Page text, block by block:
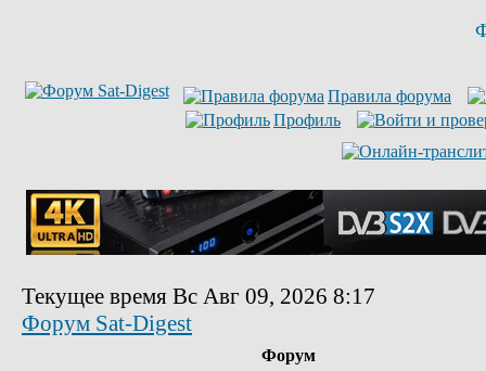
Правила форума
Профиль
Текущее время Вс Авг 09, 2026 8:17
Форум Sat-Digest
Форум